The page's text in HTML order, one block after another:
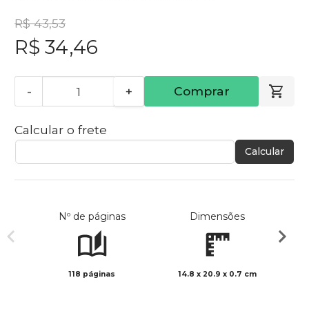
R$ 43,53
R$ 34,46
- + Comprar
Calcular o frete
Calcular
Nº de páginas
118 páginas
Dimensões
14.8 x 20.9 x 0.7 cm